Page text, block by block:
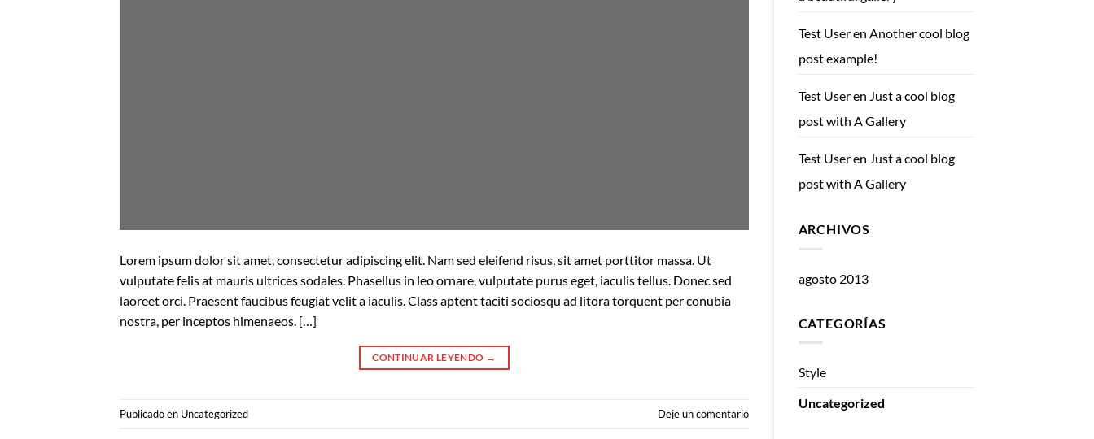
Lorem ipsum dolor sit amet, consectetur adipiscing elit. Nam sed eleifend risus, sit amet porttitor massa. Ut
vulputate felis at mauris ultrices sodales. Phasellus in leo ornare, vulputate purus eget, iaculis tellus. Donec sed
laoreet orci. Praesent faucibus feugiat velit a iaculis. Class aptent taciti sociosqu ad litora torquent per conubia
nostra, per inceptos himenaeos. […]
CONTINUAR LEYENDO →
Publicado en Uncategorized Deje un comentario
Test Useren Another cool blog
post example!
Test Useren Just a cool blog
post with A Gallery
Test Useren Just a cool blog
post with A Gallery
ARCHIVOS
agosto 2013
CATEGORÍAS
Style
Uncategorized